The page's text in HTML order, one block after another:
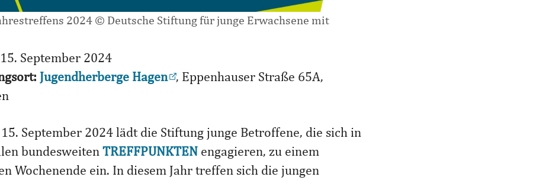
2024 © Deutsche Stiftung für junge Erwachsene mit
September 2024
Jugendherberge Hagen
, Eppenhauser Straße 65A,
15. September 2024 lädt die Stiftung junge Betroffene, die sich in
bundesweiten TREFFPUNKTEN engagieren, zu einem
Wochenende ein. In diesem Jahr treffen sich die jungen